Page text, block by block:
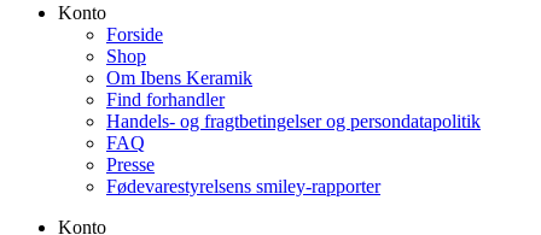
Konto
Forside
Shop
Om Ibens Keramik
Find forhandler
Handels- og fragtbetingelser og persondatapolitik
FAQ
Presse
Fødevarestyrelsens smiley-rapporter
Konto